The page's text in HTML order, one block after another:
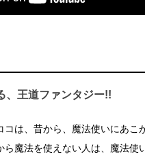
、王道ファンタジー!!
は、昔から、魔法使いにあこ
ら魔法を使えない人は、魔法使